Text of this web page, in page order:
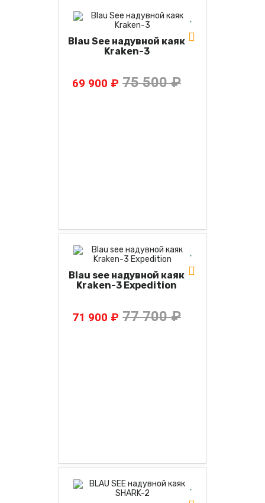
Blau See надувной каяк
Kraken-3
69 900 ₽ 75 500 ₽
Blau see надувной каяк
Kraken-3 Expedition
71 900 ₽ 77 700 ₽